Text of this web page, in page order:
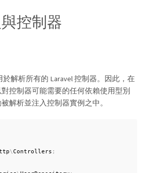
控制器
於解析所有的 Laravel 控制器。因此，在
控制器可能需要的任何依賴使用型別
解析並注入控制器實例之中。
\Controllers ;